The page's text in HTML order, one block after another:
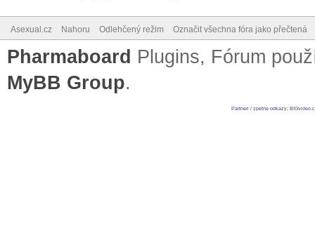
Asexual.cz Nahoru Odlehčený režim Označit všechna fóra jako přečtená
Pharmaboard Plugins, Fórum
MyBB Group.
Partneri / zpetne odkazy: